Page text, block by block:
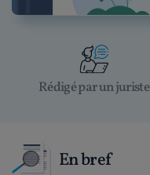
Rédigé par un juriste
En bref